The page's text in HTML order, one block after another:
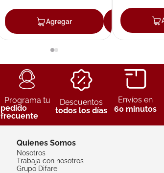
AgregarAgregar
Programa tu
pedido
frecuente
Descuentos
todos los días
Envíos en
60 minutos
Quienes Somos
Nosotros
Trabaja con nosotros
Grupo Difare